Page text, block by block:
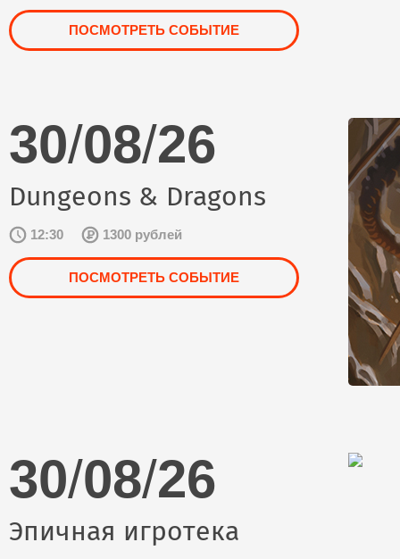
ПОСМОТРЕТЬ СОБЫТИЕ
30/08/26
Dungeons & Dragons
12:30 1300 рублей
ПОСМОТРЕТЬ СОБЫТИЕ
30/08/26
Эпичная игротека